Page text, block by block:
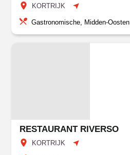
KORTRIJK
Gastronomische, Midden-Oosten
RESTAURANT RIVERSO
KORTRIJK